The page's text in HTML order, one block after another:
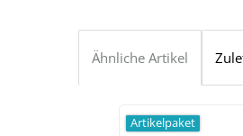
Ähnliche Artikel
Artikelpaket